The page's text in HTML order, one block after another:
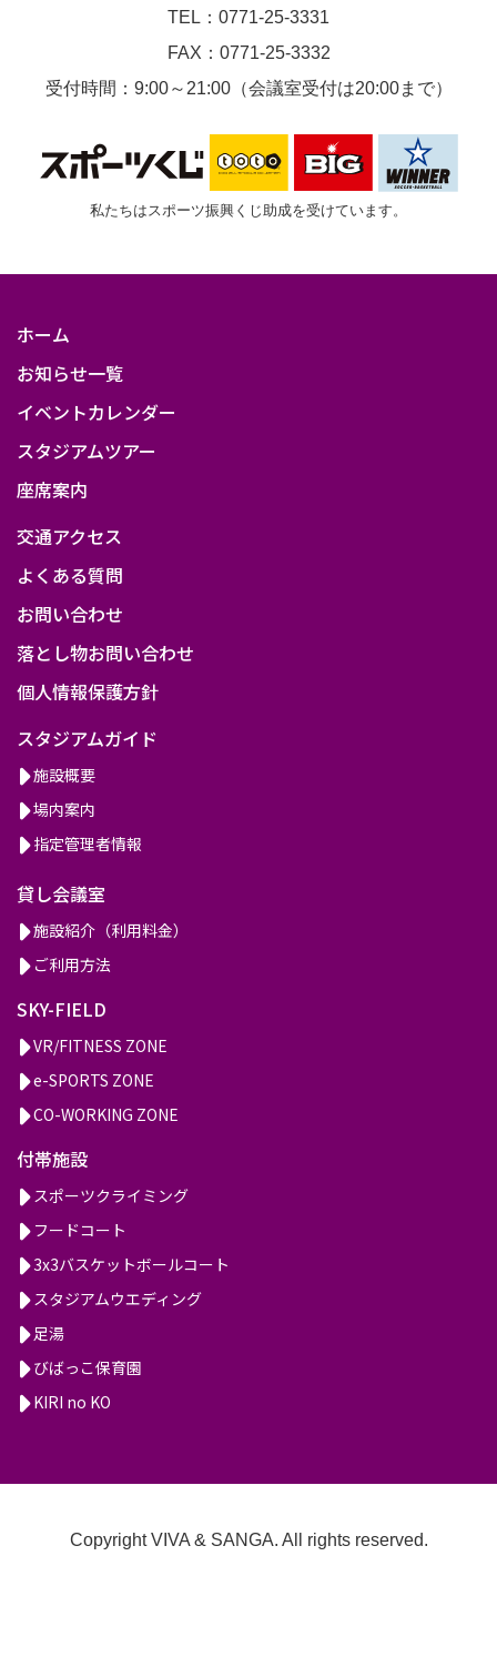
2022
ROUND
TEL：0771-25-3331
FAX：0771-25-3332
受付時間：9:00～21:00（会議室受付は20:00まで）
私たちはスポーツ振興くじ助成を受けています。
ホーム
お知らせ一覧
イベントカレンダー
スタジアムツアー
座席案内
交通アクセス
よくある質問
お問い合わせ
落とし物お問い合わせ
個人情報保護方針
スタジアムガイド
施設概要
場内案内
指定管理者情報
貸し会議室
施設紹介（利用料金）
ご利用方法
SKY-FIELD
VR/FITNESS ZONE
e-SPORTS ZONE
CO-WORKING ZONE
付帯施設
スポーツクライミング
フードコート
3x3バスケットボールコート
スタジアムウエディング
足湯
びばっこ保育園
KIRI no KO
Copyright VIVA & SANGA. All rights reserved.